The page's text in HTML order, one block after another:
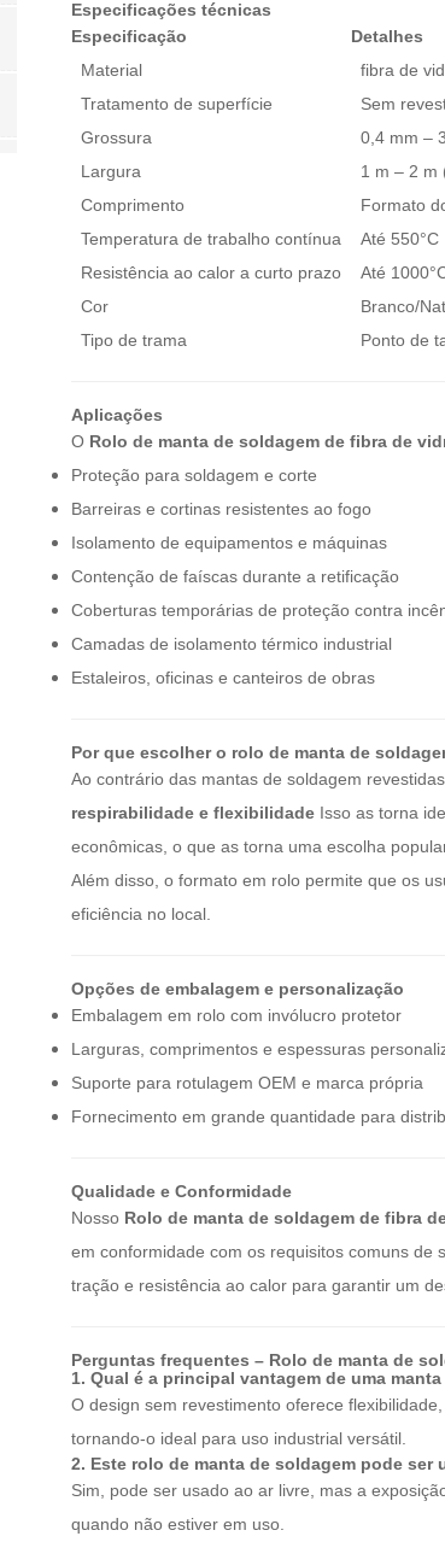
Especificações técnicas
Especificação
Detalhes
Material
fibra de
Tratamento de superfície
Sem
Grossura
0,4 mm –
Largura
1 m – 2 m
Comprimento
Formato
Temperatura de trabalho contínua
Até 550°C
Resistência ao calor a curto prazo
Até
Cor
Branco/
Tipo de trama
Ponto de
Aplicações
O Rolo de manta de soldagem de fibra de
Proteção para soldagem e corte
Barreiras e cortinas resistentes ao fogo
Isolamento de equipamentos e máquinas
Contenção de faíscas durante a retificação
Coberturas temporárias de proteção contra
Camadas de isolamento térmico industrial
Estaleiros, oficinas e canteiros de obras
Por que escolher o rolo de manta de
Ao contrário das mantas de soldagem
respirabilidade e flexibilidade Isso as torna
econômicas, o que as torna uma escolha
Além disso, o formato em rolo permite que os
eficiência no local.
Opções de embalagem e personalização
Embalagem em rolo com invólucro protetor
Larguras, comprimentos e espessuras
Suporte para rotulagem OEM e marca própria
Fornecimento em grande quantidade para
Qualidade e Conformidade
Nosso Rolo de manta de soldagem de fibra
em conformidade com os requisitos comuns de
tração e resistência ao calor para garantir um
Perguntas frequentes – Rolo de manta de
1. Qual é a principal vantagem de uma
O design sem revestimento oferece
tornando-o ideal para uso industrial versátil.
2. Este rolo de manta de soldagem pode ser
Sim, pode ser usado ao ar livre, mas a
quando não estiver em uso.